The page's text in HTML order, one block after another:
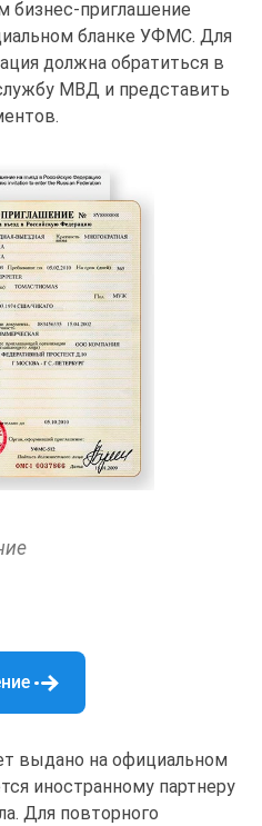
бизнес-приглашение
бланке УФМС. Для
должна обратиться в
МВД и представить
выдано на официальном
иностранному партнеру
Для повторного